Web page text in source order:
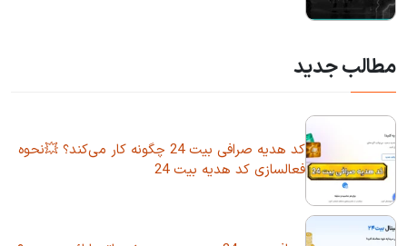
مطالب جدید
کد هدیه صرافی بیت 24 چگونه کار می‌کند؟ 💥نحوه
فعالسازی کد هدیه بیت 24